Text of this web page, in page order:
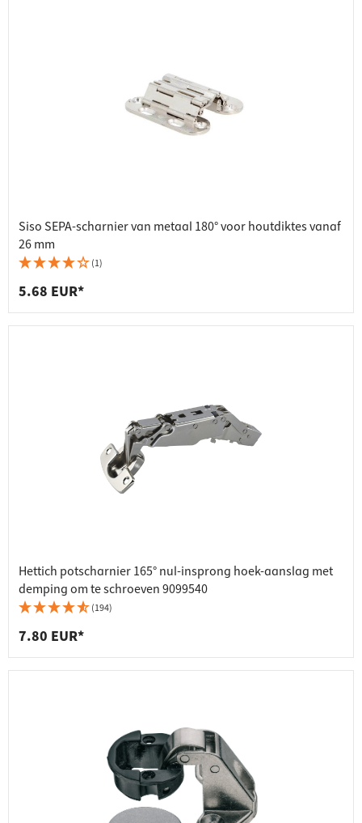
Siso SEPA-scharnier van metaal 180° voor houtdiktes vanaf
26 mm
(1)
5.68 EUR*
Hettich potscharnier 165° nul-insprong hoek-aanslag met
demping om te schroeven 9099540
(194)
7.80 EUR*